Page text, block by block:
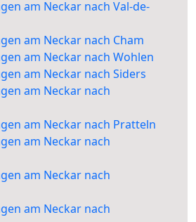
am Neckar nach Val-de-
am Neckar nach Cham
am Neckar nach Wohlen
am Neckar nach Siders
am Neckar nach
am Neckar nach Pratteln
am Neckar nach
am Neckar nach
am Neckar nach